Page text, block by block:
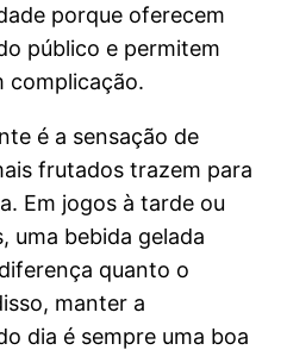
porque oferecem
público e permitem
complicação.
é a sensação de
frutados trazem para
Em jogos à tarde ou
uma bebida gelada
quanto o
manter a
dia é sempre uma boa